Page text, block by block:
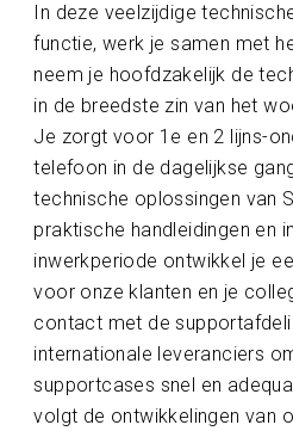
In deze veelzijdige
functie, werk je samen met
neem je hoofdzakelijk de
in de breedste zin van het
Je zorgt voor 1e en 2 lijns-
telefoon in de dagelijkse
technische oplossingen van
praktische handleidingen en
inwerkperiode ontwikkel je
voor onze klanten en je
contact met de
internationale leveranciers
supportcases snel en
volgt de ontwikkelingen van